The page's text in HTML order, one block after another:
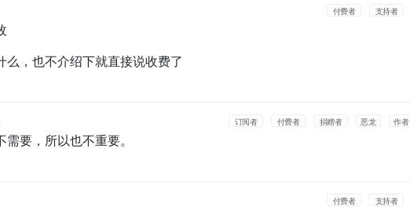
付费者 支持者
么，也不介绍下就直接说收费了
订阅者 付费者 捐赠者 恶龙 作者
要，所以也不重要。
付费者 支持者